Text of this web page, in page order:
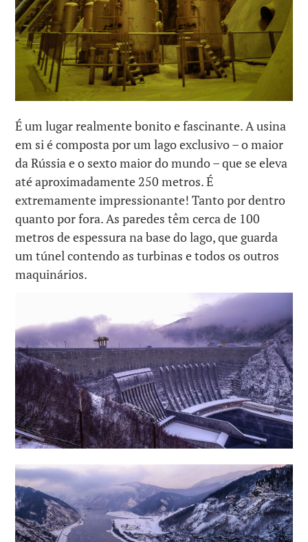
É um lugar realmente bonito e fascinante. A usina
em si é composta por um lago exclusivo – o maior
da Rússia e o sexto maior do mundo – que se eleva
até aproximadamente 250 metros. É
extremamente impressionante! Tanto por dentro
quanto por fora. As paredes têm cerca de 100
metros de espessura na base do lago, que guarda
um túnel contendo as turbinas e todos os outros
maquinários.